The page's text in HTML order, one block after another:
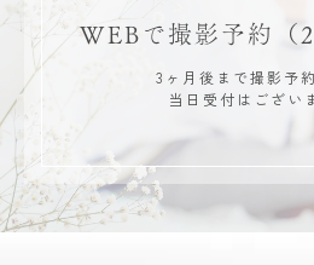
WEBで撮影予約
3ヶ月後まで撮影予
当日受付はござい